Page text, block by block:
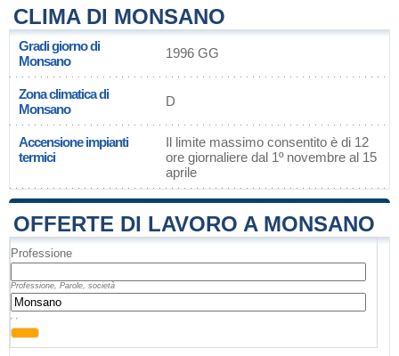
CLIMA DI MONSANO
Gradi giorno di
Monsano
1996 GG
Zona climatica di
Monsano
D
Accensione impianti
termici
Il limite massimo consentito è di 12
ore giornaliere dal 1º novembre al 15
aprile
OFFERTE DI LAVORO A MONSANO
Professione
Professione, Parole, società
, ,